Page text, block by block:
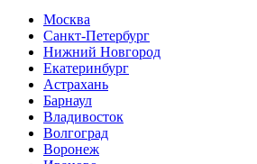
Москва
Санкт-Петербург
Нижний Новгород
Екатеринбург
Астрахань
Барнаул
Владивосток
Волгоград
Воронеж